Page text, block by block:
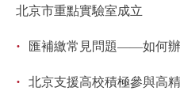
綠色北京 圖説
北京市重點實驗室成立
· 匯補繳常見問題——如何
· 北京支援高校積極參與高